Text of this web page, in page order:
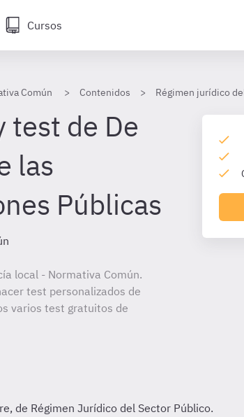
Cursos
Común Contenidos Régimen jurídico
test de De
las
Públicas
local - Normativa Común.
test personalizados de
varios test gratuitos de